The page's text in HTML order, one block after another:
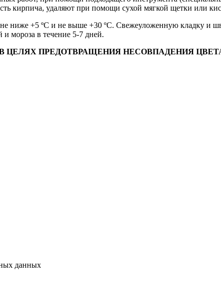
кирпича, удаляют при помощи сухой мягкой щетки или
ниже +5 ºС и не выше +30 ºС. Свежеуложенную кладку и
мороза в течение 5-7 дней.
ЦЕЛЯХ ПРЕДОТВРАЩЕНИЯ НЕСОВПАДЕНИЯ
данных